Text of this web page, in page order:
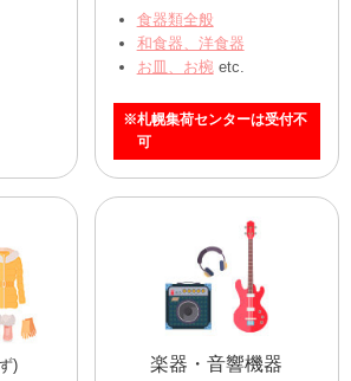
食器類全般
和食器、洋食器
お皿、お椀etc.
※札幌集荷センターは受付不
可
) 楽器・音響機器